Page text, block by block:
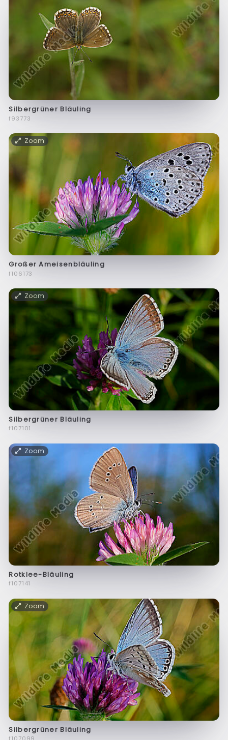
Silbergrüner Bläuling
f93773
Zoom
Großer Ameisenbläuling
f106173
Zoom
Silbergrüner Bläuling
f107101
Zoom
Rotklee-Bläuling
f107141
Zoom
Silbergrüner Bläuling